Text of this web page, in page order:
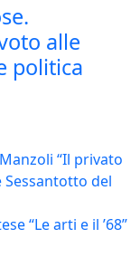
alle
politica
“Il privato
del
“Le arti e il ’68”